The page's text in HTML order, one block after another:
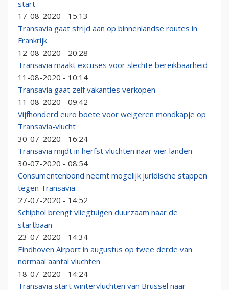
start
17-08-2020 - 15:13
Transavia gaat strijd aan op binnenlandse routes in
Frankrijk
12-08-2020 - 20:28
Transavia maakt excuses voor slechte bereikbaarheid
11-08-2020 - 10:14
Transavia gaat zelf vakanties verkopen
11-08-2020 - 09:42
Vijfhonderd euro boete voor weigeren mondkapje op
Transavia-vlucht
30-07-2020 - 16:24
Transavia mijdt in herfst vluchten naar vier landen
30-07-2020 - 08:54
Consumentenbond neemt mogelijk juridische stappen
tegen Transavia
27-07-2020 - 14:52
Schiphol brengt vliegtuigen duurzaam naar de
startbaan
23-07-2020 - 14:34
Eindhoven Airport in augustus op twee derde van
normaal aantal vluchten
18-07-2020 - 14:24
Transavia start wintervluchten van Brussel naar